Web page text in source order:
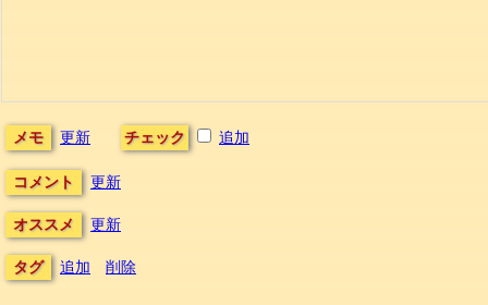
メモ 更新 チェック 追加
コメント 更新
オススメ 更新
タグ 追加 削除